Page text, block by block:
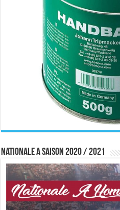
Nationale A saison 2020 / 2021